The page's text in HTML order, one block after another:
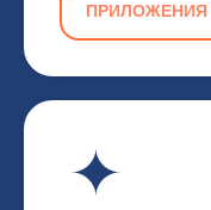
ПРИЛОЖЕНИЯ